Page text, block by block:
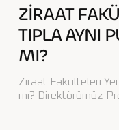
ZİRAAT
TIPLA AYNI
MI?
Ziraat Fakülteleri
mı? Direktörümüz